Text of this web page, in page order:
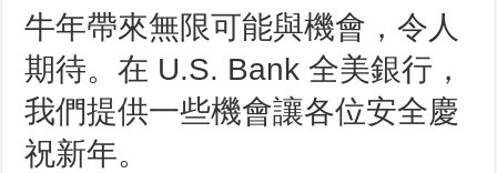
牛年帶來無限可能與機會，令人
期待。在 U.S. Bank 全美銀行，
我們提供一些機會讓各位安全慶
祝新年。